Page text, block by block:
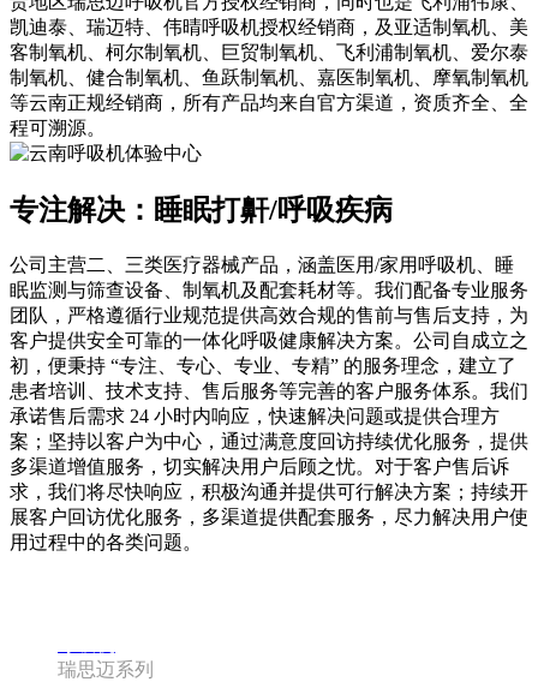
凯迪泰、瑞迈特、伟晴呼吸机授权经销商，及亚适制氧机、美
客制氧机、柯尔制氧机、巨贸制氧机、飞利浦制氧机、爱尔泰
制氧机、健合制氧机、鱼跃制氧机、嘉医制氧机、摩氧制氧机
等云南正规经销商，所有产品均来自官方渠道，资质齐全、全
程可溯源。
专注解决：睡眠打鼾/呼吸疾病
公司主营二、三类医疗器械产品，涵盖医用/家用呼吸机、睡
眠监测与筛查设备、制氧机及配套耗材等。我们配备专业服务
团队，严格遵循行业规范提供高效合规的售前与售后支持，为
客户提供安全可靠的一体化呼吸健康解决方案。公司自成立之
初，便秉持 “专注、专心、专业、专精” 的服务理念，建立了
患者培训、技术支持、售后服务等完善的客户服务体系。我们
承诺售后需求 24 小时内响应，快速解决问题或提供合理方
案；坚持以客户为中心，通过满意度回访持续优化服务，提供
多渠道增值服务，切实解决用户后顾之忧。对于客户售后诉
求，我们将尽快响应，积极沟通并提供可行解决方案；持续开
展客户回访优化服务，多渠道提供配套服务，尽力解决用户使
用过程中的各类问题。
瑞思迈系列